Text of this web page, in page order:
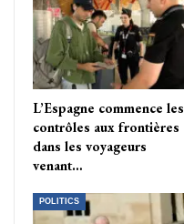
L’Espagne commence les
contrôles aux frontières
dans les voyageurs
venant…
POLITICS